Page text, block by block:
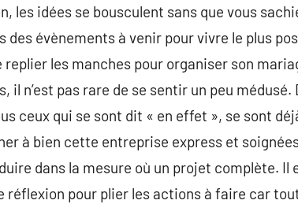
les idées se bousculent sans que vous
évènements à venir pour vivre le plus
replier les manches pour organiser son
n’est pas rare de se sentir un peu médusé.
ceux qui se sont dit « en effet », se sont
à bien cette entreprise express et
dans la mesure où un projet complète. Il
réflexion pour plier les actions à faire car